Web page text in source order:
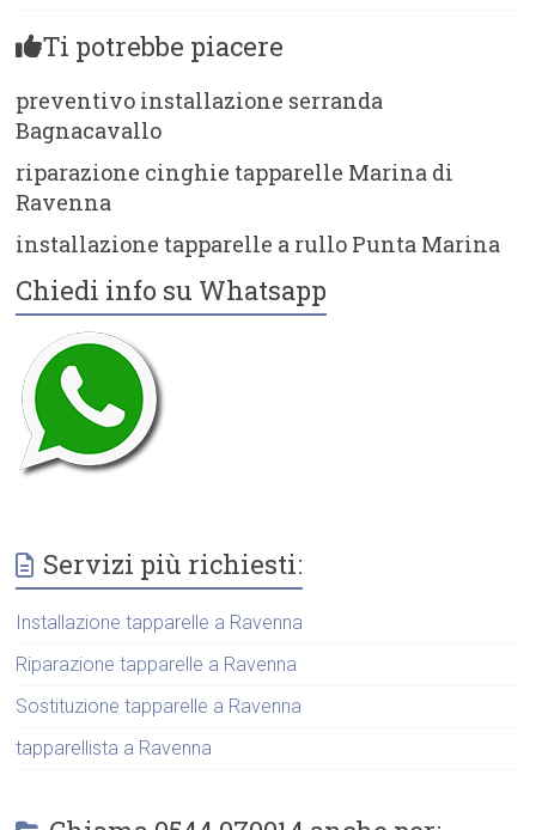
Ti potrebbe piacere
preventivo installazione serranda
Bagnacavallo
riparazione cinghie tapparelle Marina di
Ravenna
installazione tapparelle a rullo Punta Marina
Chiedi info su Whatsapp
Servizi più richiesti:
Installazione tapparelle a Ravenna
Riparazione tapparelle a Ravenna
Sostituzione tapparelle a Ravenna
tapparellista a Ravenna